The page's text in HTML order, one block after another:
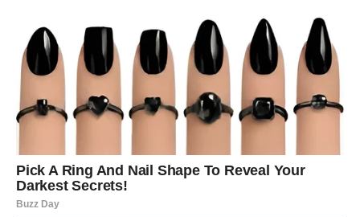
Napomena: Ako ne volite maline ili ste alergični na njih,
možete ih zameniti sa 8–10 seckanih čokoladnih
bananica
. Dobijate sasvim drugačiji, ali jednako ukusan
desert.
Prvi sloj – Baza od plazma keksa
U posudi